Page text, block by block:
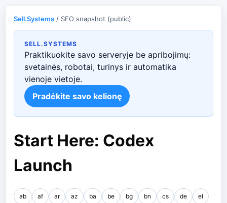
Sell.Systems / SEO snapshot (public)
SELL.SYSTEMS
Praktikuokite savo serveryje be apribojimų:
svetainės, robotai, turinys ir automatika
vienoje vietoje.
Pradėkite savo kelionę
Start Here: Codex
Launch
ab af ar az ba be bg bn cs de el